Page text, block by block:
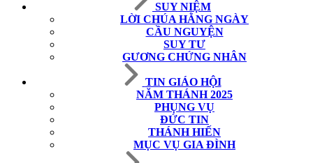
SUY NIỆM
LỜI CHÚA HẰNG NGÀY
CẦU NGUYỆN
SUY TƯ
GƯƠNG CHỨNG NHÂN
TIN GIÁO HỘI
NĂM THÁNH 2025
PHỤNG VỤ
ĐỨC TIN
THÁNH HIẾN
MỤC VỤ GIA ĐÌNH